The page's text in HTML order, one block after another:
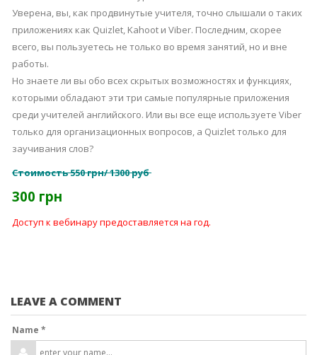
Уверена, вы, как продвинутые учителя, точно слышали о таких
приложениях как Quizlet, Kahoot и Viber. Последним, скорее
всего, вы пользуетесь не только во время занятий, но и вне
работы.
Но знаете ли вы обо всех скрытых возможностях и функциях,
которыми обладают эти три самые популярные приложения
среди учителей английского. Или вы все еще используете Viber
только для организационных вопросов, а Quizlet только для
заучивания слов?
Стоимость550 грн/ 1300 руб
300 грн
Доступ к вебинару предоставляется на год.
LEAVE A COMMENT
Name *